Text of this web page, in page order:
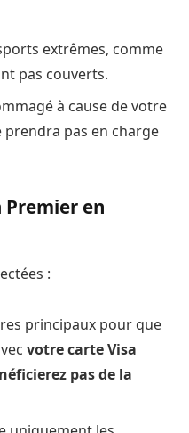
extrêmes, comme
pas couverts.
à cause de votre
prendra pas en charge
Premier en
:
principaux pour que
votre carte Visa
pas de la